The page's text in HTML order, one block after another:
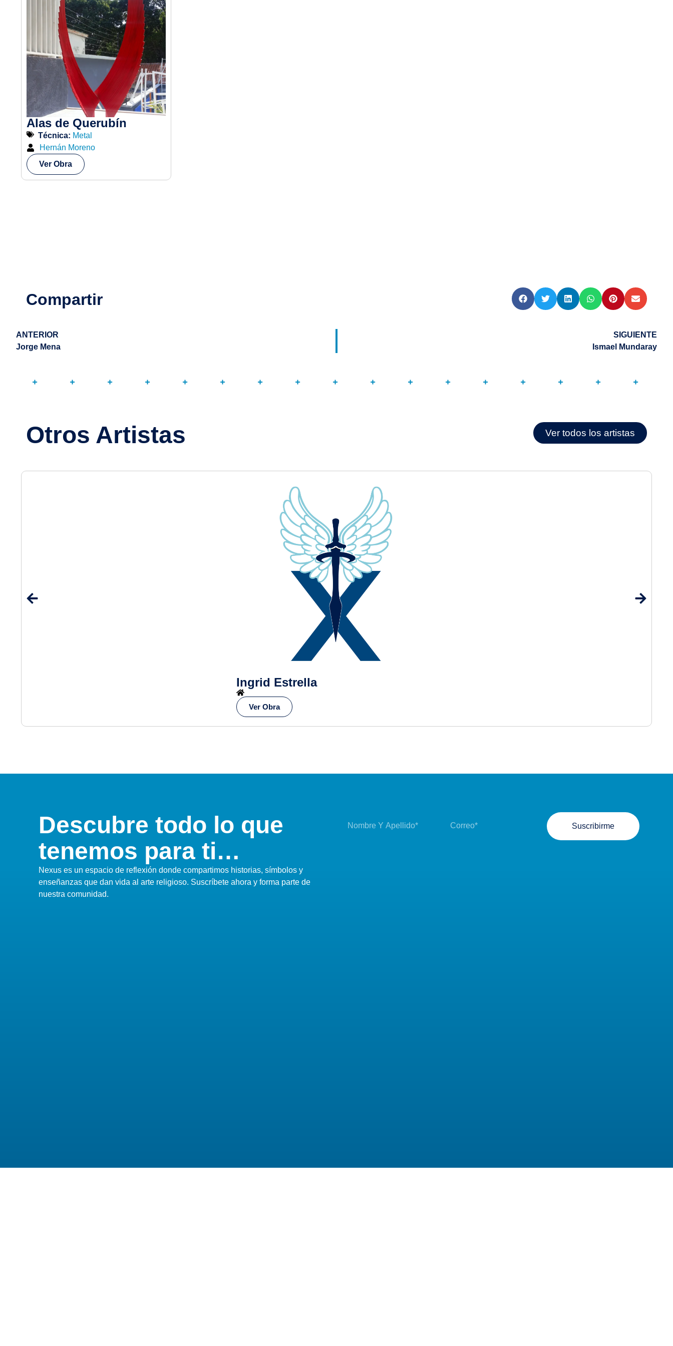
Alas de Querubín
Técnica: Metal
Hernán Moreno
Ver Obra
Compartir
ANTERIOR
Jorge Mena
SIGUIENTE
Ismael Mundaray
Otros Artistas Ver todos los artistas
Ingrid Estrella
Ver Obra
Descubre todo lo que
tenemos para ti…
Nexus es un espacio de reflexión donde compartimos historias, símbolos y
enseñanzas que dan vida al arte religioso. Suscríbete ahora y forma parte de
nuestra comunidad.
Suscribirme